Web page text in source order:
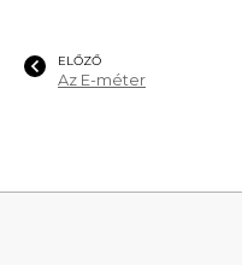
ELŐZŐ
Az E-méter